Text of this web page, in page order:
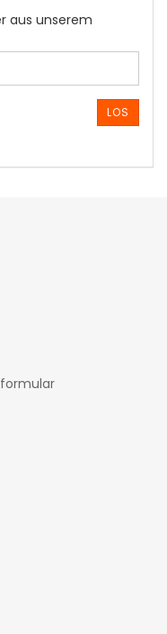
aus unserem
LOS